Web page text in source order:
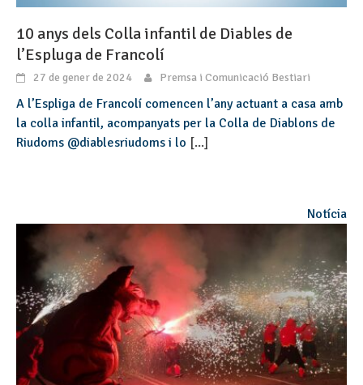
10 anys dels Colla infantil de Diables de
l’Espluga de Francolí
27 de gener de 2024 Premsa i Comunicació Bestiari
A l’Espliga de Francolí comencen l’any actuant a casa amb
la colla infantil, acompanyats per la Colla de Diablons de
Riudoms @diablesriudoms i lo [...]
Notícia